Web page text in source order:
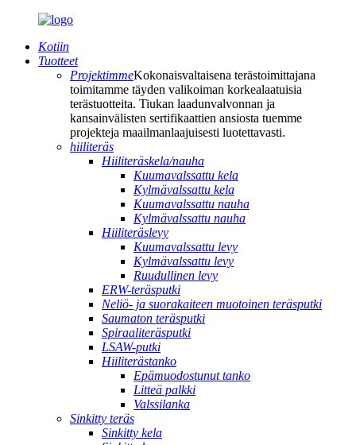
Kotiin
Tuotteet
ProjektimmeKokonaisvaltaisena terästoimittajana
toimitamme täyden valikoiman korkealaatuisia
terästuotteita. Tiukan laadunvalvonnan ja
kansainvälisten sertifikaattien ansiosta tuemme
projekteja maailmanlaajuisesti luotettavasti.
hiiliteräs
Hiiliteräskela/nauha
Kuumavalssattu kela
Kylmävalssattu kela
Kuumavalssattu nauha
Kylmävalssattu nauha
Hiiliteräslevy
Kuumavalssattu levy
Kylmävalssattu levy
Ruudullinen levy
ERW-teräsputki
Neliö- ja suorakaiteen muotoinen teräsputki
Saumaton teräsputki
Spiraaliteräsputki
LSAW-putki
Hiiliterästanko
Epämuodostunut tanko
Litteä palkki
Valssilanka
Sinkitty teräs
Sinkitty kela